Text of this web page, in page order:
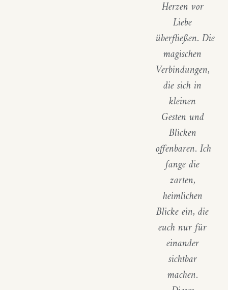
Herzen vor
Liebe
überfließen. Die
magischen
Verbindungen,
die sich in
kleinen
Gesten und
Blicken
offenbaren. Ich
fange die
zarten,
heimlichen
Blicke ein, die
euch nur für
einander
sichtbar
machen.